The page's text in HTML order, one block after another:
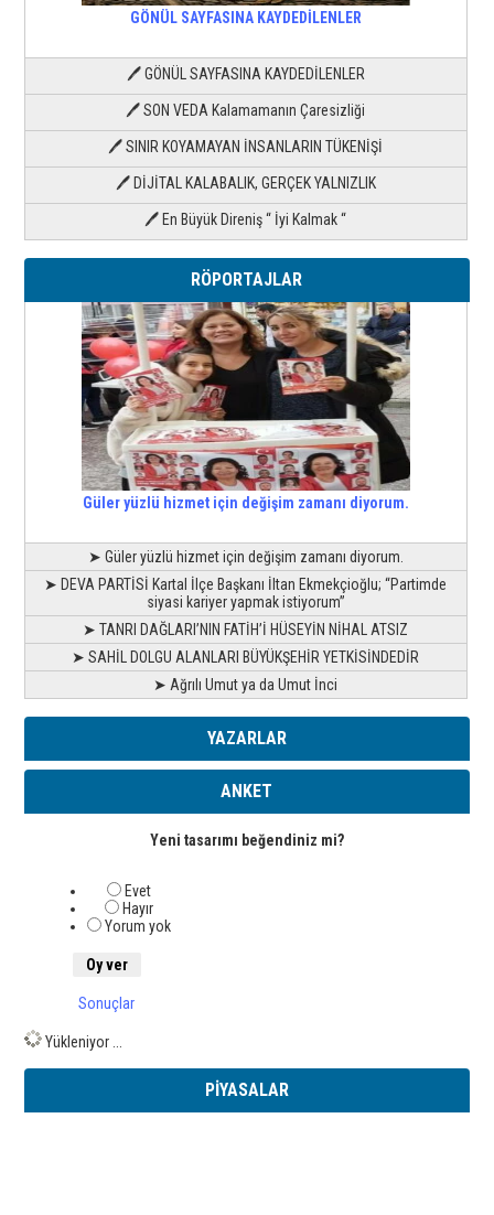
GÖNÜL SAYFASINA KAYDEDİLENLER
🖊 GÖNÜL SAYFASINA KAYDEDİLENLER
🖊 SON VEDA Kalamamanın Çaresizliği
🖊 SINIR KOYAMAYAN İNSANLARIN TÜKENİŞİ
🖊 DİJİTAL KALABALIK, GERÇEK YALNIZLIK
🖊 En Büyük Direniş “ İyi Kalmak “
RÖPORTAJLAR
Güler yüzlü hizmet için değişim zamanı diyorum.
➤ Güler yüzlü hizmet için değişim zamanı diyorum.
➤ DEVA PARTİSİ Kartal İlçe Başkanı İltan Ekmekçioğlu; “Partimde
siyasi kariyer yapmak istiyorum”
➤ TANRI DAĞLARI’NIN FATİH’İ HÜSEYİN NİHAL ATSIZ
➤ SAHİL DOLGU ALANLARI BÜYÜKŞEHİR YETKİSİNDEDİR
➤ Ağrılı Umut ya da Umut İnci
YAZARLAR
ANKET
Yeni tasarımı beğendiniz mi?
Evet
Hayır
Yorum yok
Sonuçlar
Yükleniyor ...
PİYASALAR